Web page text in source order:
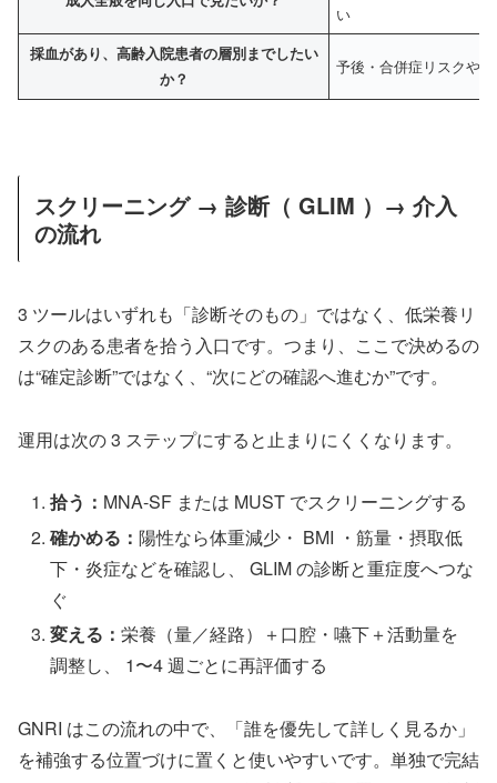
い
採血があり、高齢入院患者の層別までしたい
か？
予後・合併症リスクや
スクリーニング → 診断（ GLIM ）→ 介入
の流れ
3 ツールはいずれも「診断そのもの」ではなく、低栄養リ
スクのある患者を拾う入口です。つまり、ここで決めるの
は“確定診断”ではなく、“次にどの確認へ進むか”です。
運用は次の 3 ステップにすると止まりにくくなります。
拾う： MNA-SF または MUST でスクリーニングする
確かめる：陽性なら体重減少・ BMI ・筋量・摂取低
下・炎症などを確認し、 GLIM の診断と重症度へつな
ぐ
変える：栄養（量／経路）＋口腔・嚥下＋活動量を
調整し、 1〜4 週ごとに再評価する
GNRI はこの流れの中で、「誰を優先して詳しく見るか」
を補強する位置づけに置くと使いやすいです。単独で完結